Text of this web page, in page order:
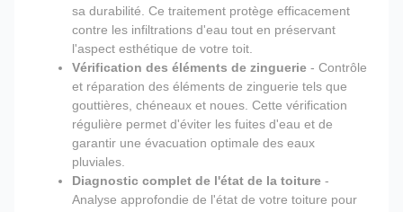
sa durabilité. Ce traitement protège efficacement
contre les infiltrations d'eau tout en préservant
l'aspect esthétique de votre toit.
Vérification des éléments de zinguerie - Contrôle
et réparation des éléments de zinguerie tels que
gouttières, chéneaux et noues. Cette vérification
régulière permet d'éviter les fuites d'eau et de
garantir une évacuation optimale des eaux
pluviales.
Diagnostic complet de l'état de la toiture -
Analyse approfondie de l'état de votre toiture pour